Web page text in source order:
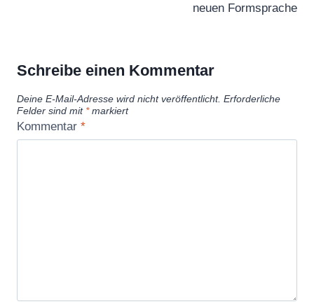
neuen Formsprache
Schreibe einen Kommentar
Deine E-Mail-Adresse wird nicht veröffentlicht. Erforderliche
Felder sind mit *markiert
Kommentar *